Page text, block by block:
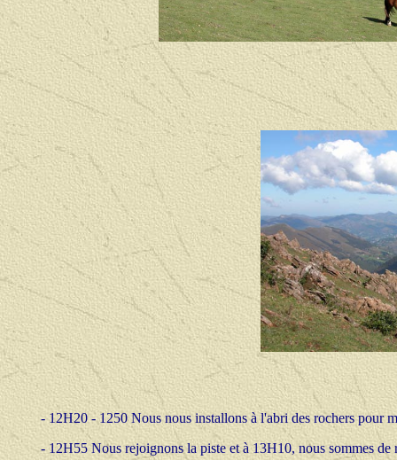
- 12H20 - 1250 Nous nous installons à l'abri des rochers pour
- 12H55 Nous rejoignons la piste et à13H10, nous sommes de